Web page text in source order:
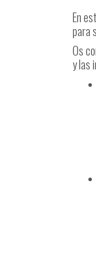
En
para
Os
y las